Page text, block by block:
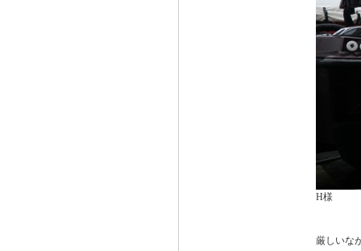
H様
厳しいな